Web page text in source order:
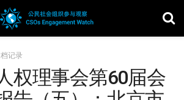
记录
权理事会第60届会